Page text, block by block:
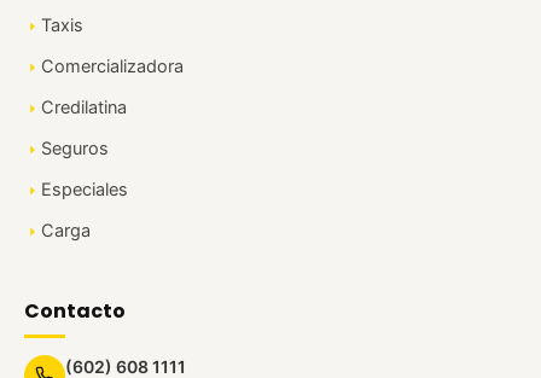
Taxis
Comercializadora
Credilatina
Seguros
Especiales
Carga
Contacto
(602) 608 1111